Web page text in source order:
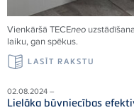
Vienkāršā TECEneo
laiku, gan spēkus.
LASĪT RAKSTU
02.08.2024 –
Lielāka būvniecības